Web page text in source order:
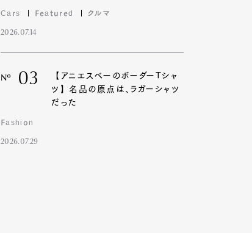
Cars Featured クルマ
2026.07.14
Nº 03
【アニエスベーのボーダーTシャ
ツ】名品の原点は、ラガーシャツ
だった
Fashion
2026.07.29